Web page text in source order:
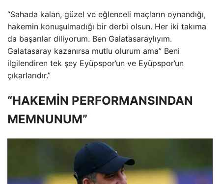
“Sahada kalan, güzel ve eğlenceli maçların oynandığı,
hakemin konuşulmadığı bir derbi olsun. Her iki takıma
da başarılar diliyorum. Ben Galatasaraylıyım.
Galatasaray kazanırsa mutlu olurum ama” Beni
ilgilendiren tek şey Eyüpspor’un ve Eyüpspor’un
çıkarlarıdır.”
“HAKEMİN PERFORMANSINDAN
MEMNUNUM”